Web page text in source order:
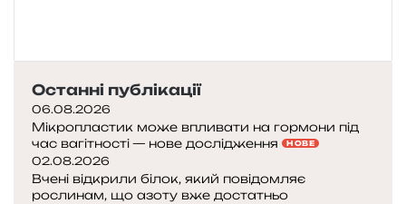
Останні публікації
06.08.2026
Мікропластик може впливати на гормони під
час вагітності — нове дослідження
НОВЕ
02.08.2026
Вчені відкрили білок, який повідомляє
рослинам, що азоту вже достатньо